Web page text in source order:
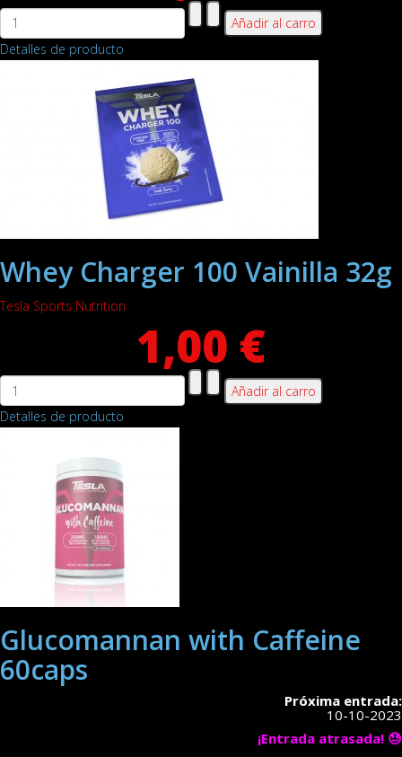
Detalles de producto
Whey Charger 100 Vainilla 32g
Tesla Sports Nutrition
1,00 €
Detalles de producto
Glucomannan with Caffeine
60caps
Próxima entrada:
10-10-2023
¡Entrada atrasada! 😓